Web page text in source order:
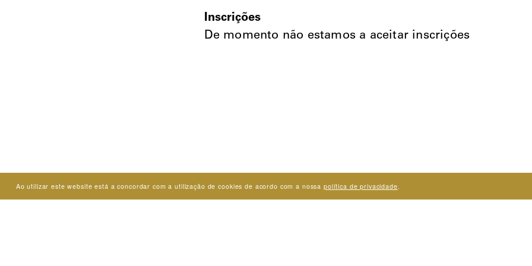
Inscrições
De momento não estamos a aceitar inscrições
Ao utilizar este website está a concordar com a utilização de cookies de acordo com a nossapolítica de privacidade